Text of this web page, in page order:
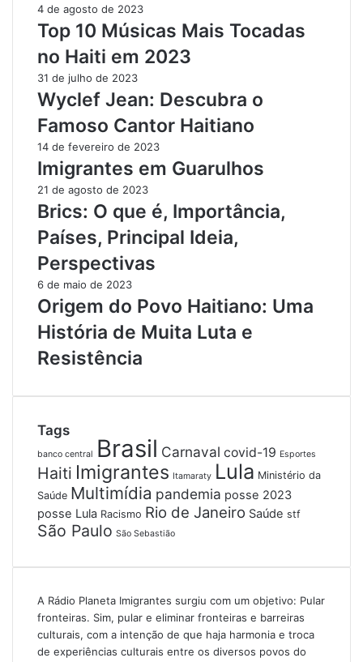
4 de agosto de 2023
Top 10 Músicas Mais Tocadas
no Haiti em 2023
31 de julho de 2023
Wyclef Jean: Descubra o
Famoso Cantor Haitiano
14 de fevereiro de 2023
Imigrantes em Guarulhos
21 de agosto de 2023
Brics: O que é, Importância,
Países, Principal Ideia,
Perspectivas
6 de maio de 2023
Origem do Povo Haitiano: Uma
História de Muita Luta e
Resistência
Tags
banco central Brasil Carnaval covid-19 Esportes
Haiti Imigrantes Itamaraty Lula Ministério da
Saúde Multimídia pandemia posse 2023
posse Lula Racismo Rio de Janeiro Saúde stf
São Paulo São Sebastião
A Rádio Planeta Imigrantes surgiu com um objetivo: Pular
fronteiras. Sim, pular e eliminar fronteiras e barreiras
culturais, com a intenção de que haja harmonia e troca
de experiências culturais entre os diversos povos do